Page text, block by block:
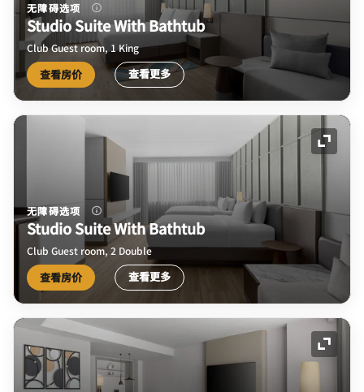
无障碍选项
Studio Suite With Bathtub
Club Guest room, 1 King
查看房价 查看更多
展开
无障碍选项
Studio Suite With Bathtub
Club Guest room, 2 Double
查看房价 查看更多
展开